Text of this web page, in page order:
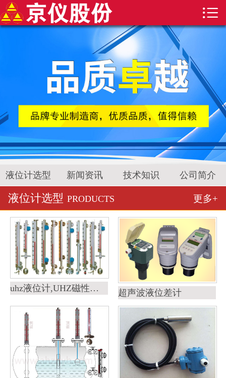
磁翻板液位计
雷达液位计
超声波液位计
液位计选型
新闻资讯
技术知识

液位计选型 新闻资讯 技术知识 公司简介
液位计选型 PRODUCTS 更多+
uhz液位计,UHZ磁性液位计 超声波液位差计